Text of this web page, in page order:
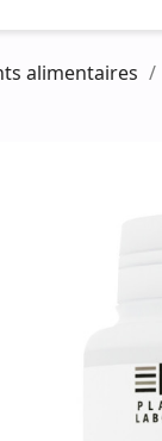
alimentaires